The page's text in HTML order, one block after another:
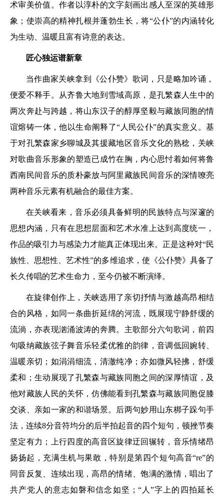
术审美价值。作者以淳朴的文字刻画出感人至深的英雄形
象；使崇高的精神扎根并蓬勃生长，将“公仆”的内涵转化
为生动、温暖且富有诗意的表达。
匠心独运谱新章
当作曲家关峡拿到《公仆赞》歌词，只是略加吟诵，
便爱不释手。从齐鲁大地到雪域高原，是孔繁森人生中的
两次奔赴与跨越，将山东汉子的醇厚坚毅与藏族同胞的情
谊熔铸一体，他以生命阐释了“人民公仆”的真实意义。基
于对孔繁森家乡聊城及其援藏地区音乐文化的熟稔，关峡
对歌曲音乐形象的塑造已成竹在胸，内心思忖着如何将鲁
西南民间音乐的质朴豪放与阿里藏族民间音乐的深情嘹亮
两种音乐元素有机融合的最佳方案。
在关峡看来，音乐必须具备鲜明的民族特点与深邃的
思想内涵，只有在思想层面和艺术水准上达到高度统一，
作品的吸引力与感染力才能真正体现出来。正是这种对“民
族性、思想性、艺术性”的多维追求，使《公仆赞》具备了
长久传唱的艺术生命力，至今仍被不断演绎。
在旋律创作上，关峡选用了亲切抒情与激越高昂相结
合的风格，如同一条曲折延绵的河流，既展现宁静舒缓的
流淌，亦表现汹涌波涛的奔腾。主歌部分六句歌词，前四
句吸纳藏族弦子舞音乐轻柔优雅的韵律，音调低回婉转、
温暖亲切；如涓涓细流，清澈纯净；亦如微风轻拂，舒缓
柔和；生动展现了孔繁森与藏族同胞之间的深厚情谊，及
他对藏族人民的关怀，仿佛能看到孔繁森与藏族同胞促膝
交谈、亲如一家的和谐场景。后两句妙用山东梆子跺句手
法，连续8分音符均分的后半拍起音的四个短句，顿挫节奏
坚定有力；上行四度的高音区旋律迂回辗转，音乐情绪昂
扬扬起，充满生机与果敢，特别是第四个短句高音“re”的
同音反复、连续出现，高昂的情绪、饱满的激情，唱出了
共产党人的意志如磐和信念如坚；“人”字上的四拍延长